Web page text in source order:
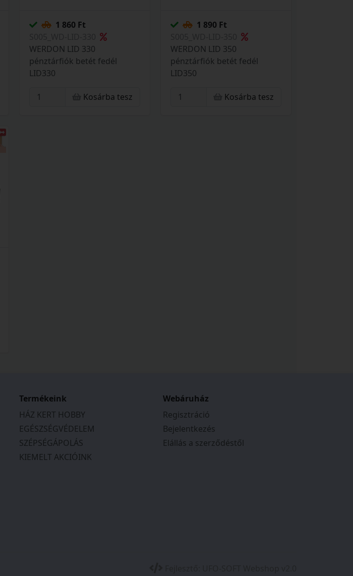
1 860 Ft
WERDON LID 330
pénztárfiók betét fedél
LID330
Kosárba tesz
1 890 Ft
WERDON LID 350
pénztárfiók betét fedél
LID350
Kosárba tesz
Termékeink
HÁZ KERT HOBBY
EGÉSZSÉGVÉDELEM
SZÉPSÉGÁPOLÁS
KIEMELT AKCIÓINK
Webáruház
Regisztráció
Bejelentkezés
Elállás a szerződéstől